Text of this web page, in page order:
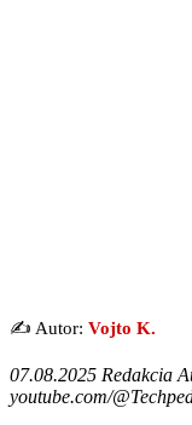
✍️ Autor: Vojto K.
07.08.2025 Redakcia
youtube.com/